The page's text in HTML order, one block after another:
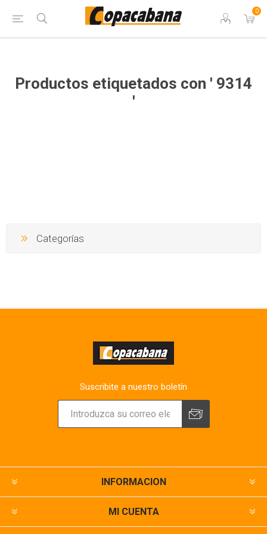
0
Productos etiquetados con ' 9314
'
Categorías
Suscribite a nuestro boletín
INFORMACION
MI CUENTA